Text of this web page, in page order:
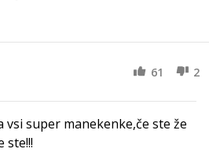
61 2
vsi super manekenke,če ste že
ste!!!